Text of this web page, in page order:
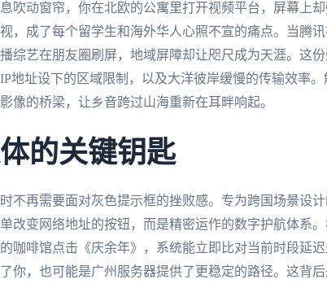
吹动窗帘，你在北欧的公寓里打开视频平台，屏幕上却
，成了每个留学生和海外华人心照不宣的痛点。当腾
综艺在朋友圈刷屏，地域屏障却让咫尺成为天涯。这
地址设下的区域限制，以及大洋彼岸缓慢的传输效率
像的桥梁，让乡音跨过山海重新在耳畔响起。
的关键钥匙
不再需要面对灰色提示框的挫败感。专为跨国场景设
改变网络地址的按钮，而是精密运作的数字护航体系
咖啡馆点击《庆余年》，系统能立即比对当前时段延
你，也可能是广州服务器提供了更稳定的路径。这背